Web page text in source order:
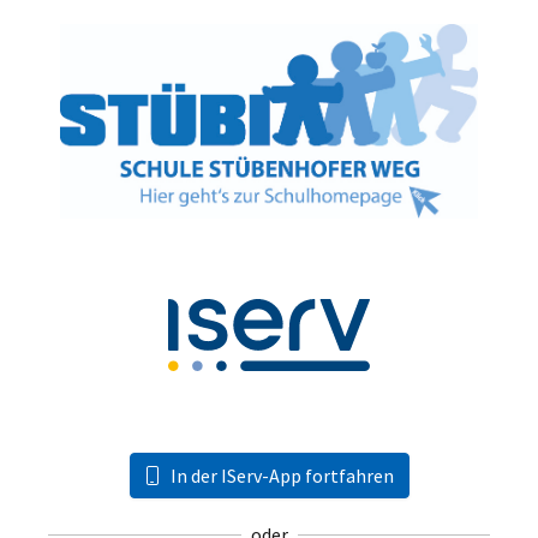
In der IServ-App fortfahren